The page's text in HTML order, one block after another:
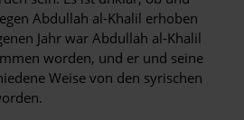
Abdullah al-Khalil erhoben
Jahr war Abdullah al-Khalil
worden, und er und seine
Weise von den syrischen